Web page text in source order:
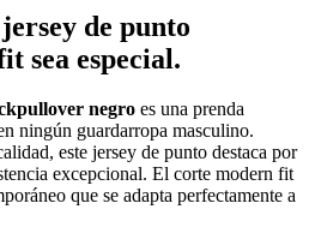
de punto
sea especial.
negro es una prenda
ningún guardarropa masculino.
este jersey de punto destaca por
excepcional. El corte modern fit
que se adapta perfectamente a